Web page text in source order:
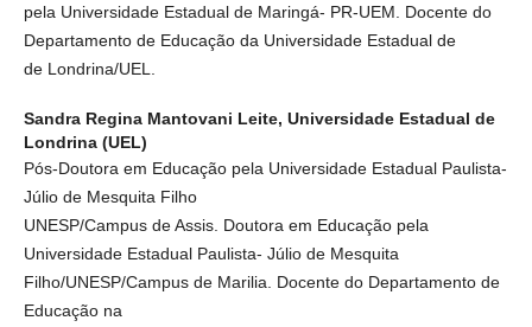
pela Universidade Estadual de Maringá- PR-UEM. Docente do
Departamento de Educação da Universidade Estadual de
de Londrina/UEL.
Sandra Regina Mantovani Leite, Universidade Estadual de
Londrina (UEL)
Pós-Doutora em Educação pela Universidade Estadual Paulista-
Júlio de Mesquita Filho
UNESP/Campus de Assis. Doutora em Educação pela
Universidade Estadual Paulista- Júlio de Mesquita
Filho/UNESP/Campus de Marilia. Docente do Departamento de
Educação na